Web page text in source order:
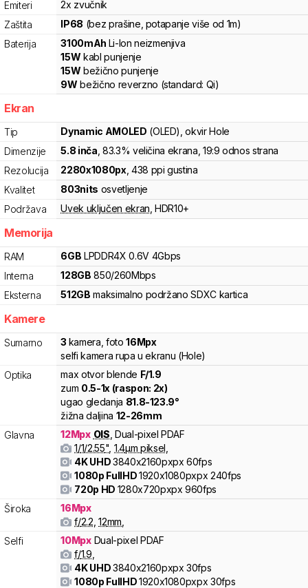
Emiteri
2x zvučnik
Zaštita
IP68 (bez prašine, potapanje više od 1m)
Baterija
3100mAh Li-Ion neizmenjiva
15W kabl punjenje
15W bežično punjenje
9W bežično reverzno (standard: Qi)
Ekran
Tip Dynamic AMOLED (OLED) , okvir Hole
Dimenzije
5.8 inča , 83.3% veličina ekrana , 19:9 odnos strana
Rezolucija
2280x1080px, 438 ppi gustina
Kvalitet
803nits osvetljenje
Podržava
Uvek uključen ekran ,HDR10+
Memorija
RAM 6GB LPDDR4X 0.6V 4Gbps
Interna
128GB 850/260Mbps
Eksterna
512GB maksimalno podržano SDXC kartica
Kamere
Sumarno 3 kamera foto16Mpx
selfi kamera rupa u ekranu (Hole)
Optika
max otvor blende F/1.9
zum 0.5-1x (raspon: 2x)
ugao gledanja 81.8-123.9°
žižna daljina 12-26mm
Glavna
12Mpx OIS Dual-pixel PDAF
1/1/2.55" 1.4µm piksel
4K UHD3840x2160pxpx60fps
1080p FullHD1920x1080pxpx240fps
720p HD 1280x720pxpx960fps
Široka
16Mpx
f/2.2 12mm
Selfi
10Mpx Dual-pixel PDAF
f/1.9
4K UHD3840x2160pxpx30fps
1080p FullHD1920x1080pxpx30fps